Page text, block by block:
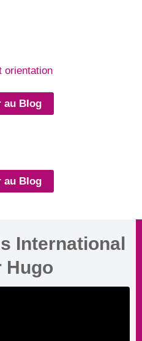
orientation
au Blog
au Blog
International
Hugo